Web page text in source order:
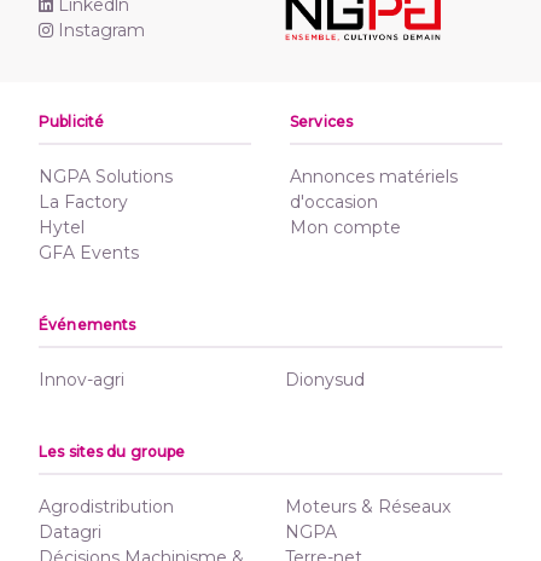
Linkedln
Instagram
Publicité
NGPA Solutions
La Factory
Hytel
GFA Events
Services
Annonces matériels
d'occasion
Mon compte
Événements
Innov-agri Dionysud
Les sites du groupe
Agrodistribution
Datagri
Moteurs & Réseaux
NGPA